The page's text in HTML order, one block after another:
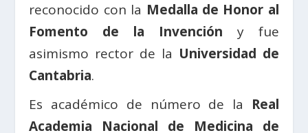
reconocido con la Medalla de Honor al
Fomento de la Invención y fue
asimismo rector de la Universidad de
Cantabria.
Es académico de número de la Real
Academia Nacional de Medicina de